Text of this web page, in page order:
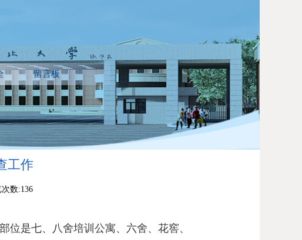
留言板
工作
数:136
位是七、八舍培训公寓、六舍、花窖、